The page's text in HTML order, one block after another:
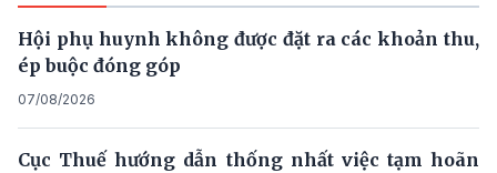
Hội phụ huynh không được đặt ra các khoản thu,
ép buộc đóng góp
07/08/2026
Cục Thuế hướng dẫn thống nhất việc tạm hoãn